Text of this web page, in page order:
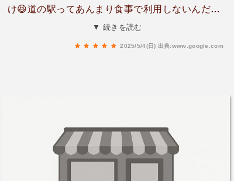
け😆道の駅ってあんまり食事で利用しないんだけ
ど…お腹ペコペコ💦名物きりたんぽ✨や比内地鶏
▼ 続きを読む
2025/5/4(日) 出典:www.google.com